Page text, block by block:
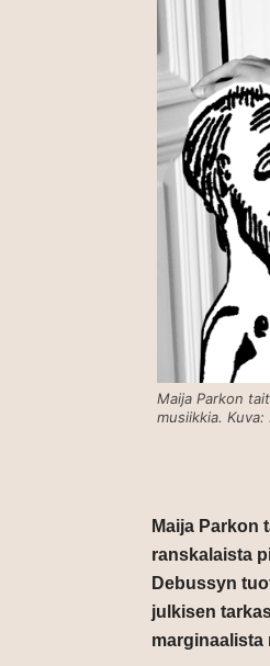
Maija Parkon
musiikkia.
Maija Parkon
ranskalaista
Debussyn
julkisen
marginaalista